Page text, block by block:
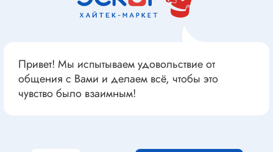
Привет! Мы испытываем удовольствие от
общения с Вами и делаем всё, чтобы это
чувство было взаимным!